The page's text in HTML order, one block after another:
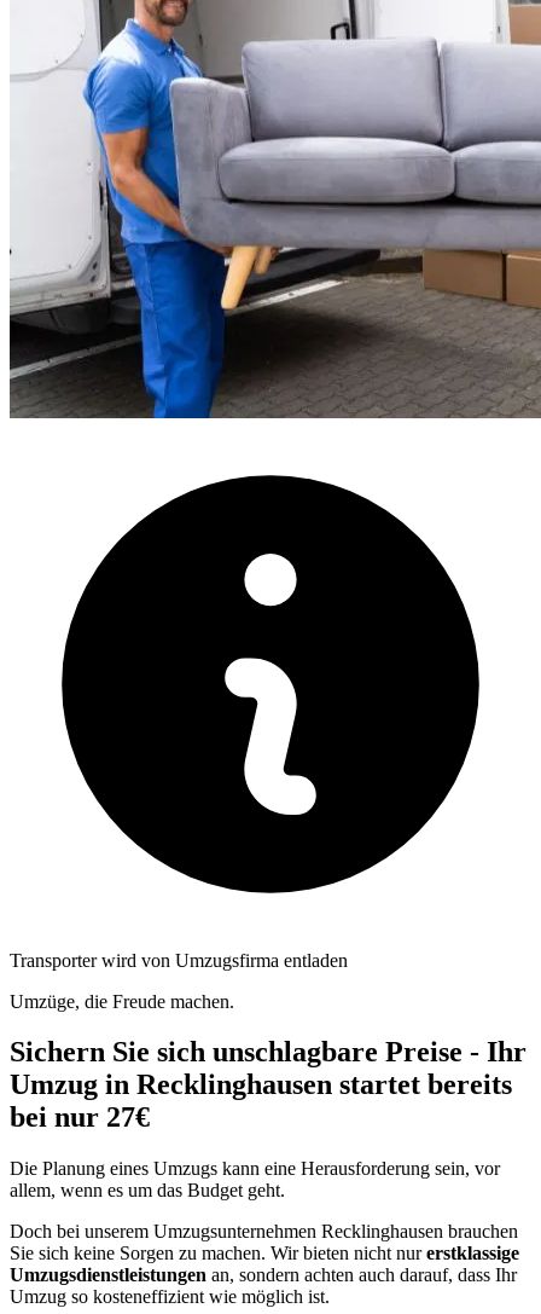
Transporter wird von Umzugsfirma entladen
Umzüge, die Freude machen.
Sichern Sie sich unschlagbare Preise - Ihr
Umzug in Recklinghausen startet bereits
bei nur 27€
Die Planung eines Umzugs kann eine Herausforderung sein, vor
allem, wenn es um das Budget geht.
Doch bei unserem Umzugsunternehmen Recklinghausen brauchen
Sie sich keine Sorgen zu machen. Wir bieten nicht nurerstklassige
Umzugsdienstleistungen an, sondern achten auch darauf, dass Ihr
Umzug so kosteneffizient wie möglich ist.